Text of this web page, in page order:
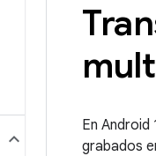
En
grabados